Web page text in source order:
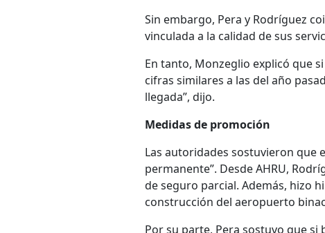
Sin embargo, Pera y Rodríguez
vinculada a la calidad de sus
En tanto, Monzeglio explicó que
cifras similares a las del año
llegada”, dijo.
Medidas de promoción
Las autoridades sostuvieron que
permanente”. Desde AHRU,
de seguro parcial. Además, hizo
construcción del aeropuerto
Por su parte, Pera sostuvo que si